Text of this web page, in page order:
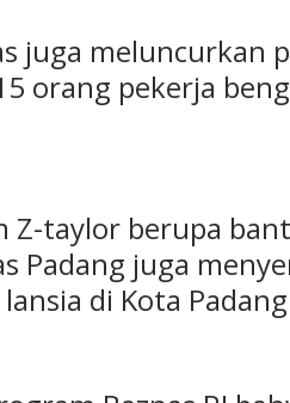
juga meluncurkan
orang pekerja
taylor berupa
Padang juga
di Kota